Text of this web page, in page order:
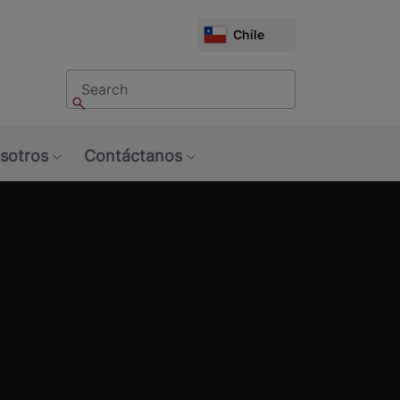
CHOOSE
MARKET
Chile
Buscar
Buscar
Contáctanos